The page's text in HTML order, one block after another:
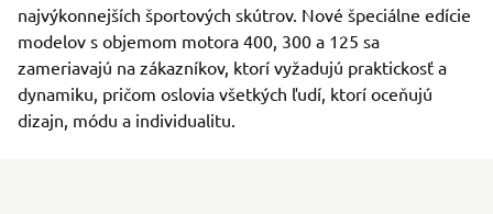
najvýkonnejších športových skútrov. Nové špeciálne edície
modelov s objemom motora 400, 300 a 125 sa
zameriavajú na zákazníkov, ktorí vyžadujú praktickosť a
dynamiku, pričom oslovia všetkých ľudí, ktorí oceňujú
dizajn, módu a individualitu.